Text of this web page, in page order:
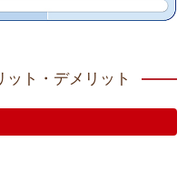
ト・デメリット